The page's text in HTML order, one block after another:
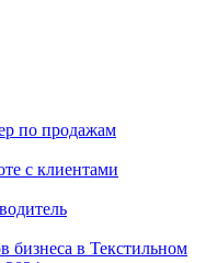
по продажам
с клиентами
бизнеса в Текстильном